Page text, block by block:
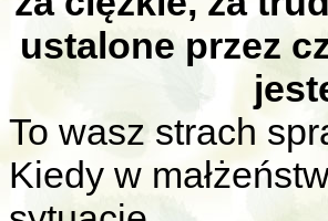
ustalone przez
To wasz strach
Kiedy w